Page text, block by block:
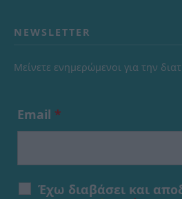
NEWSLETTER
Μείνετε ενημερώμενοι για την
Email *
Έχω διαβάσει και